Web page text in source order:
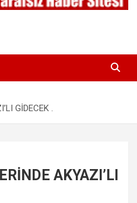
GİDECEK .
AKYAZI’LI